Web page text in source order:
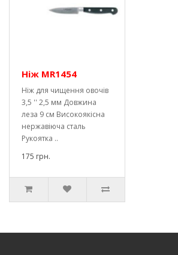
Ніж MR1454
Ніж для чищення овочів
3,5 '' 2,5 мм Довжина
леза 9 см Високоякісна
нержавіюча сталь
Рукоятка ..
175 грн.